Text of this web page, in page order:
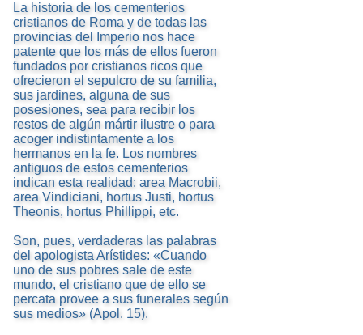
La historia de los cementerios
cristianos de Roma y de todas las
provincias del Imperio nos hace
patente que los más de ellos fueron
fundados por cristianos ricos que
ofrecieron el sepulcro de su familia,
sus jardines, alguna de sus
posesiones, sea para recibir los
restos de algún mártir ilustre o para
acoger indistintamente a los
hermanos en la fe. Los nombres
antiguos de estos cementerios
indican esta realidad: area Macrobii,
area Vindiciani, hortus Justi, hortus
Theonis, hortus Phillippi, etc.
Son, pues, verdaderas las palabras
del apologista Arístides: «Cuando
uno de sus pobres sale de este
mundo, el cristiano que de ello se
percata provee a sus funerales según
sus medios» (Apol. 15).